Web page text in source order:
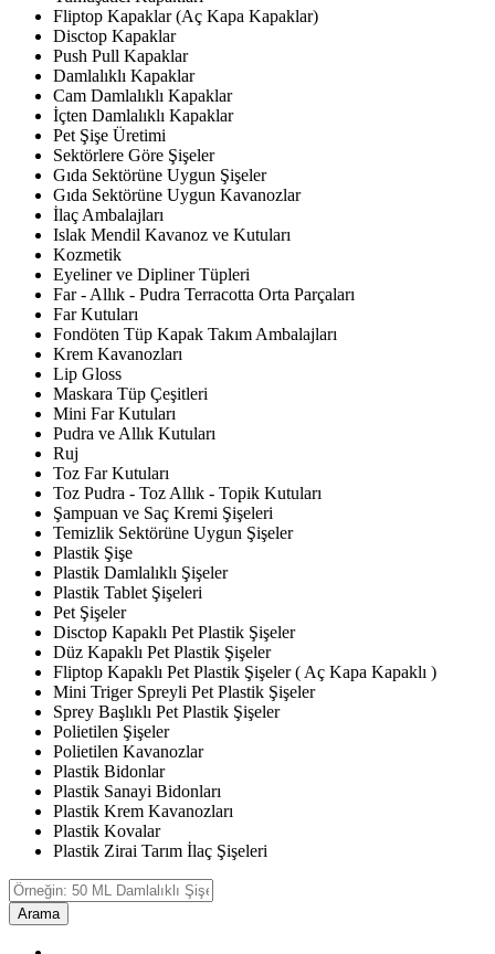
Fliptop Kapaklar (Aç Kapa Kapaklar)
Disctop Kapaklar
Push Pull Kapaklar
Damlalıklı Kapaklar
Cam Damlalıklı Kapaklar
İçten Damlalıklı Kapaklar
Pet Şişe Üretimi
Sektörlere Göre Şişeler
Gıda Sektörüne Uygun Şişeler
Gıda Sektörüne Uygun Kavanozlar
İlaç Ambalajları
Islak Mendil Kavanoz ve Kutuları
Kozmetik
Eyeliner ve Dipliner Tüpleri
Far - Allık - Pudra Terracotta Orta Parçaları
Far Kutuları
Fondöten Tüp Kapak Takım Ambalajları
Krem Kavanozları
Lip Gloss
Maskara Tüp Çeşitleri
Mini Far Kutuları
Pudra ve Allık Kutuları
Ruj
Toz Far Kutuları
Toz Pudra - Toz Allık - Topik Kutuları
Şampuan ve Saç Kremi Şişeleri
Temizlik Sektörüne Uygun Şişeler
Plastik Şişe
Plastik Damlalıklı Şişeler
Plastik Tablet Şişeleri
Pet Şişeler
Disctop Kapaklı Pet Plastik Şişeler
Düz Kapaklı Pet Plastik Şişeler
Fliptop Kapaklı Pet Plastik Şişeler ( Aç Kapa Kapaklı )
Mini Triger Spreyli Pet Plastik Şişeler
Sprey Başlıklı Pet Plastik Şişeler
Polietilen Şişeler
Polietilen Kavanozlar
Plastik Bidonlar
Plastik Sanayi Bidonları
Plastik Krem Kavanozları
Plastik Kovalar
Plastik Zirai Tarım İlaç Şişeleri
Arama